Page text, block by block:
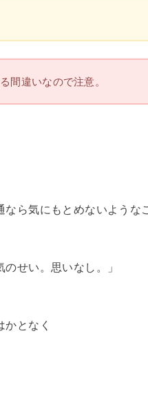
間違いなので注意。
ら気にもとめないような
のせい。思いなし。」
かとなく